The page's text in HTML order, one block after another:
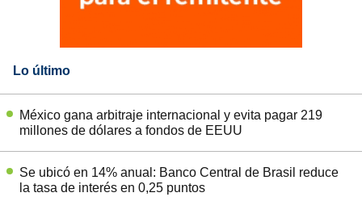
Lo último
México gana arbitraje internacional y evita pagar 219
millones de dólares a fondos de EEUU
Se ubicó en 14% anual: Banco Central de Brasil reduce
la tasa de interés en 0,25 puntos